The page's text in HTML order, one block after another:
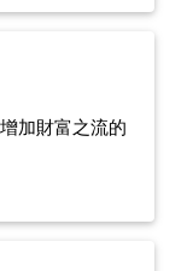
加財富之流的